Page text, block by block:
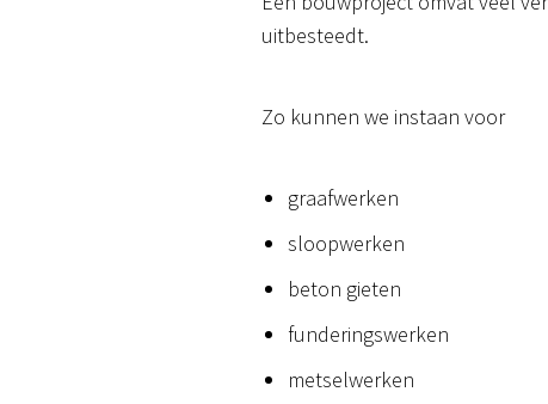
uitbesteedt.
Zo kunnen we instaan voor
graafwerken
sloopwerken
beton gieten
funderingswerken
metselwerken